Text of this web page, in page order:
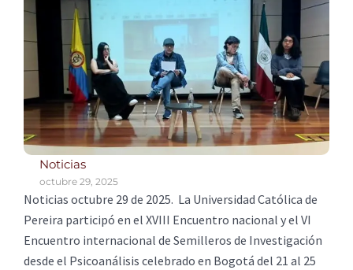
Noticias
octubre 29, 2025
Noticias octubre 29 de 2025. La Universidad Católica de
Pereira participó en el XVIII Encuentro nacional y el VI
Encuentro internacional de Semilleros de Investigación
desde el Psicoanálisis celebrado en Bogotá del 21 al 25